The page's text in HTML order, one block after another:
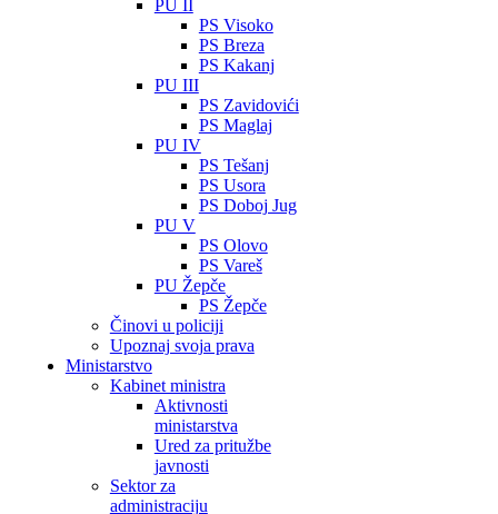
PU II
PS Visoko
PS Breza
PS Kakanj
PU III
PS Zavidovići
PS Maglaj
PU IV
PS Tešanj
PS Usora
PS Doboj Jug
PU V
PS Olovo
PS Vareš
PU Žepče
PS Žepče
Činovi u policiji
Upoznaj svoja prava
Ministarstvo
Kabinet ministra
Aktivnosti
ministarstva
Ured za pritužbe
javnosti
Sektor za
administraciju